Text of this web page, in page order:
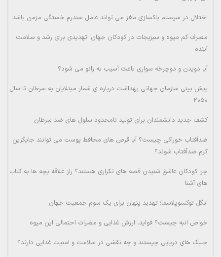
اختلال در سیستم پاکسازی مغز می تواند عامل سندرم خستگی مزمن باشد
مصرف کم میوه و سبزیجات در کودکان جهان؛ تهدیدی برای رشد و سلامت
آینده
آیا دویدن و دوچرخه سواری باعث آسیب به زانو می شود؟
پیش بینی سازمان جهانی بهداشت درباره ی شمار مبتلایان به سرطان تا سال
۲۰۵۰
کشف جدید دانشمندان برای تولید نامحدود سلول های ضد سرطان
ضدآفتاب خوراکی چیست؟ آیا قرص های محافظ پوست می توانند جایگزین
کرم ضدآفتاب شوند؟
چرا کودکان عاشق شنیدن قصه های تکراری هستند؟ راز علاقه بچه ها به کتاب
های آشنا
انگل توکسوپلاسما؛ تهدید پنهان برای یک سوم جمعیت جهان
خواص انبه چیست؟ فواید، ارزش غذایی و مضرات احتمالی این میوه
جلبک های دریایی چیستند و چه نقشی در سلامت و امنیت غذایی دارند؟